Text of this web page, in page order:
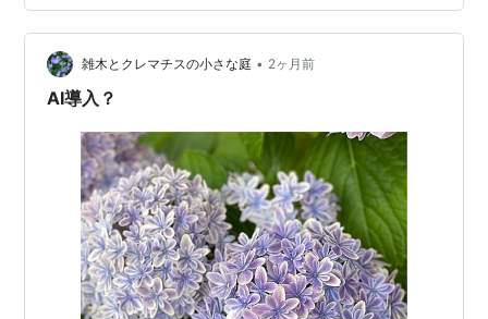
増大、記録・照会・相談業務の複雑化を考えれば、行政
や地域社会がAIを活用しようとする流れは自然である。
問題は、AIを導入することと、AIを使うことが…
雑木とクレマチスの小さな庭 • 2ヶ月前
AI導入？